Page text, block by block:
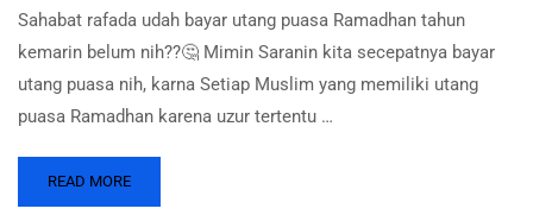
Sahabat rafada udah bayar utang puasa Ramadhan tahun
kemarin belum nih??🤔 Mimin Saranin kita secepatnya bayar
utang puasa nih, karna Setiap Muslim yang memiliki utang
puasa Ramadhan karena uzur tertentu …
READ MORE